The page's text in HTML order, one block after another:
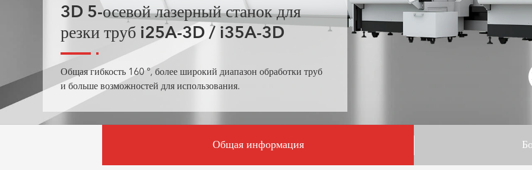
3D 5-осевой лазерный станок для
резки труб i25A-3D / i35A-3D
Общая гибкость 160 °, более широкий диапазон обработки труб
и больше возможностей для использования.
Общая информация